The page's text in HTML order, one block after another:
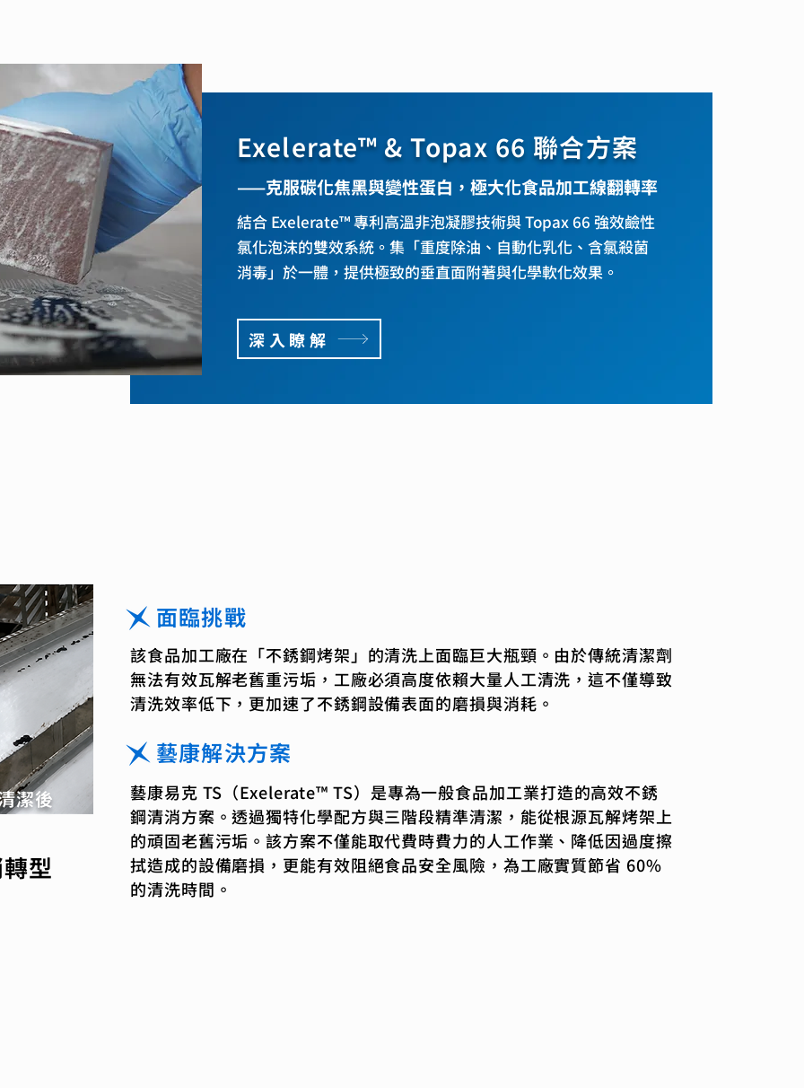
Exelerate™ & Topax 66 聯合方案
⸺克服碳化焦黑與變性蛋白，極大化食品加工線翻轉率
結合 Exelerate™ 專利高溫非泡凝膠技術與 Topax 66 強效鹼性
氯化泡沫的雙效系統。集「重度除油、自動化乳化、含氯殺菌
消毒」於一體，提供極致的垂直面附著與化學軟化效果。
深入瞭解
潔後
型
面臨挑戰
該食品加工廠在「不銹鋼烤架」的清洗上面臨巨大瓶頸。由於傳統清潔劑
無法有效瓦解老舊重污垢，工廠必須高度依賴大量人工清洗，這不僅導致
清洗效率低下，更加速了不銹鋼設備表面的磨損與消耗。
藝康解決方案
藝康易克 TS（Exelerate™ TS）是專為一般食品加工業打造的高效不銹
鋼清消方案。透過獨特化學配方與三階段精準清潔，能從根源瓦解烤架上
的頑固老舊污垢。該方案不僅能取代費時費力的人工作業、降低因過度擦
拭造成的設備磨損，更能有效阻絕食品安全風險，為工廠實質節省 60%
的清洗時間。